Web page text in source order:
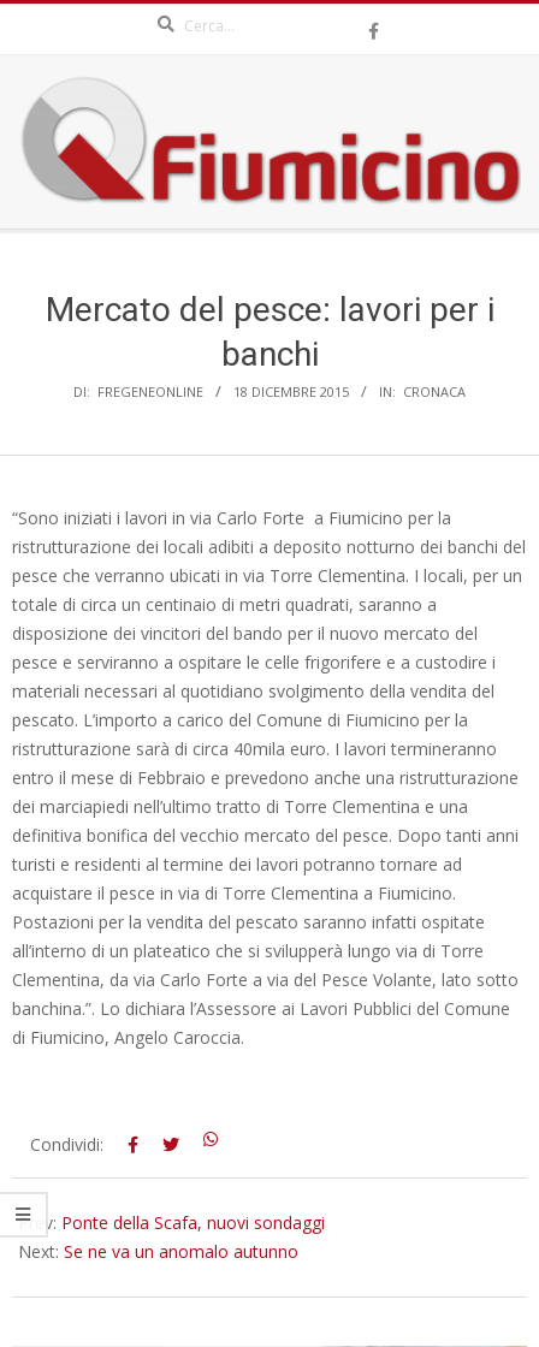
content
QFIUMICINO.COM
Mercato del pesce: lavori per i
banchi
DI: FREGENEONLINE 18 DICEMBRE 2015 IN: CRONACA
“Sono iniziati i lavori in via Carlo Forte a Fiumicino per la
ristrutturazione dei locali adibiti a deposito notturno dei banchi del
pesce che verranno ubicati in via Torre Clementina. I locali, per un
totale di circa un centinaio di metri quadrati, saranno a
disposizione dei vincitori del bando per il nuovo mercato del
pesce e serviranno a ospitare le celle frigorifere e a custodire i
materiali necessari al quotidiano svolgimento della vendita del
pescato. L’importo a carico del Comune di Fiumicino per la
ristrutturazione sarà di circa 40mila euro. I lavori termineranno
entro il mese di Febbraio e prevedono anche una ristrutturazione
dei marciapiedi nell’ultimo tratto di Torre Clementina e una
definitiva bonifica del vecchio mercato del pesce. Dopo tanti anni
turisti e residenti al termine dei lavori potranno tornare ad
acquistare il pesce in via di Torre Clementina a Fiumicino.
Postazioni per la vendita del pescato saranno infatti ospitate
all’interno di un plateatico che si svilupperà lungo via di Torre
Clementina, da via Carlo Forte a via del Pesce Volante, lato sotto
banchina.”. Lo dichiara l’Assessore ai Lavori Pubblici del Comune
di Fiumicino, Angelo Caroccia.
2015-
18
Condividi:
Prev: Ponte della Scafa, nuovi sondaggi
Next: Se ne va un anomalo autunno